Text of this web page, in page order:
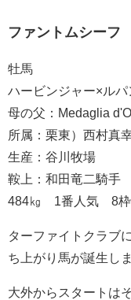
ファントムシーフ
牡馬
ハービンジャー×ルパ
母の父：Medaglia
所属：栗東）西村真
生産：谷川牧場
鞍上：和田竜二騎手
484㎏ 1番人気 8枠
ターファイトクラブ
ち上がり馬が誕生し
大外からスタートは